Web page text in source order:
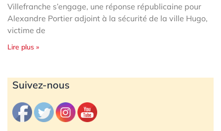
Villefranche s’engage, une réponse républicaine pour
Alexandre Portier adjoint à la sécurité de la ville Hugo,
victime de
Lire plus »
Suivez-nous
Archives